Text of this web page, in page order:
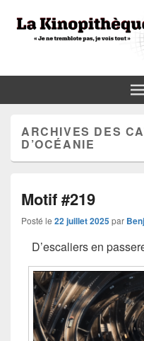
La
ARCHIVES DES
D’OCÉANIE
Motif #219
Posté le 22 juillet 2025par
D’escaliers en